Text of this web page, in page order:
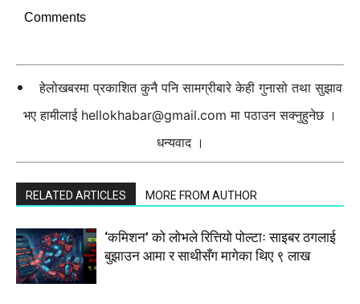
Comments
हेलोखबरमा प्रकाशित कुनै पनि सामग्रीबारे केही गुनासो तथा सुझाव
भए हामीलाई hellokhabar@gmail.com मा पठाउन सक्नुहुनेछ ।
धन्यवाद ।
RELATED ARTICLES MORE FROM AUTHOR
‘कमिशन’ को लोभले रित्तियो पोल्टाः साइबर ठगलाई
बुझाउन आमा र साथीसँग मागेका थिए ९ लाख